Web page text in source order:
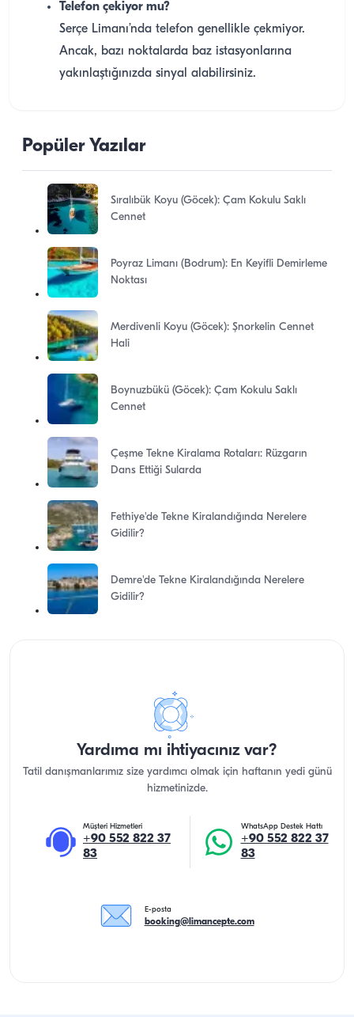
Telefon çekiyor mu?
Serçe Limanı’nda telefon genellikle çekmiyor.
Ancak, bazı noktalarda baz istasyonlarına
yakınlaştığınızda sinyal alabilirsiniz.
Popüler Yazılar
Sıralıbük Koyu (Göcek): Çam Kokulu Saklı
Cennet
Poyraz Limanı (Bodrum): En Keyifli Demirleme
Noktası
Merdivenli Koyu (Göcek): Şnorkelin Cennet
Hali
Boynuzbükü (Göcek): Çam Kokulu Saklı
Cennet
Çeşme Tekne Kiralama Rotaları: Rüzgarın
Dans Ettiği Sularda
Fethiye'de Tekne Kiralandığında Nerelere
Gidilir?
Demre'de Tekne Kiralandığında Nerelere
Gidilir?
Yardıma mı ihtiyacınız var?
Tatil danışmanlarımız size yardımcı olmak için haftanın yedi günü
hizmetinizde.
Müşteri Hizmetleri
+90 552 822 37
83
WhatsApp Destek Hattı
+90 552 822 37
83
E-posta
booking@limancepte.com